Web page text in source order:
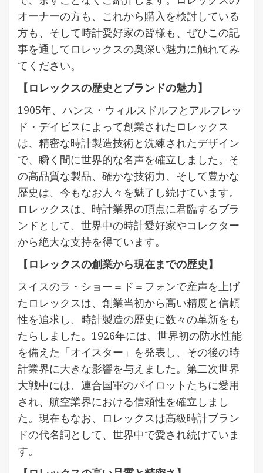
オーナーの方も、これから購入を検討している
方も、そして時計愛好家の皆様も、ぜひこの記
事を通してロレックスの奥深い魅力に触れてみ
てください。
【ロレックスの歴史とブランドの魅力】
1905年、ハンス・ウィルスドルフとアルフレッ
ド・デイビスによって創業されたロレックス
は、精密な時計製造技術と洗練されたデザイン
で、瞬く間に世界的な名声を確立しました。そ
の高品質な製品、確かな技術力、そして豊かな
歴史は、今もなお人々を魅了し続けています。
ロレックスは、時計業界の頂点に君臨するブラ
ンドとして、世界中の時計愛好家やコレクター
から絶大な支持を得ています。
【ロレックスの創業から現在までの歴史】
スイスのラ・ショー＝ド＝フォンで産声を上げ
たロレックスは、創業当初から高い精度と信頼
性を追求し、時計製造の歴史に数々の革新をも
たらしました。1926年には、世界初の防水性能
を備えた「オイスター」を発表し、その後の時
計業界に大きな影響を与えました。第二次世界
大戦中には、連合国軍のパイロットたちに愛用
され、航空業界における信頼性を確立しまし
た。現在もなお、ロレックスは高級時計ブラン
ドの代名詞として、世界中で愛され続けていま
す。